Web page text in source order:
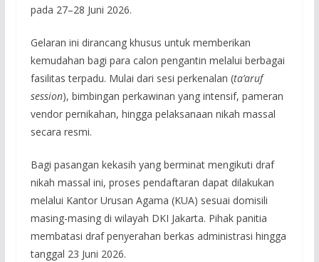
pada 27–28 Juni 2026.
Gelaran ini dirancang khusus untuk memberikan
kemudahan bagi para calon pengantin melalui berbagai
fasilitas terpadu. Mulai dari sesi perkenalan (ta’aruf
session), bimbingan perkawinan yang intensif, pameran
vendor pernikahan, hingga pelaksanaan nikah massal
secara resmi.
Bagi pasangan kekasih yang berminat mengikuti draf
nikah massal ini, proses pendaftaran dapat dilakukan
melalui Kantor Urusan Agama (KUA) sesuai domisili
masing-masing di wilayah DKI Jakarta. Pihak panitia
membatasi draf penyerahan berkas administrasi hingga
tanggal 23 Juni 2026.